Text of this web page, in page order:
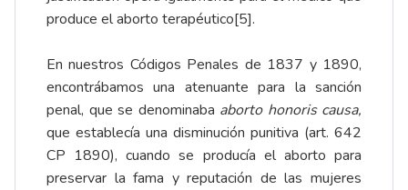
produce el aborto terapéutico[5].
En nuestros Códigos Penales de 1837 y 1890,
encontrábamos una atenuante para la sanción
penal, que se denominaba aborto honoris causa,
que establecía una disminución punitiva (art. 642
CP 1890), cuando se producía el aborto para
preservar la fama y reputación de las mujeres